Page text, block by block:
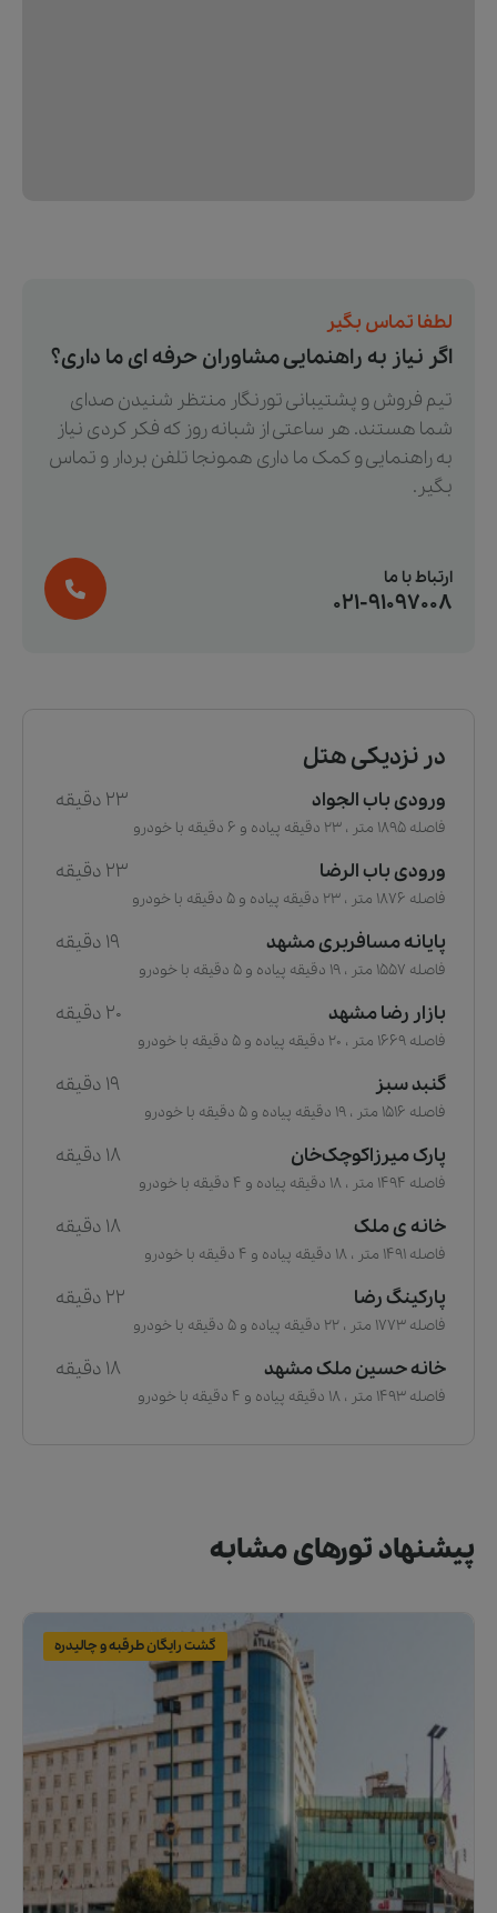
لطفا تماس بگیر
اگر نیاز به راهنمایی مشاوران حرفه ای ما داری؟
تیم فروش و پشتیبانی تورنگار منتظر شنیدن صدای
شما هستند. هر ساعتی از شبانه روز که فکر کردی نیاز
به راهنمایی و کمک ما داری همونجا تلفن بردار و تماس
بگیر.
ارتباط با ما
021-91097008
در نزدیکی هتل
ورودی باب الجواد 23 دقیقه
فاصله 1895 متر ، 23 دقیقه پیاده و 6 دقیقه با خودرو
ورودی باب الرضا 23 دقیقه
فاصله 1876 متر ، 23 دقیقه پیاده و 5 دقیقه با خودرو
پایانه مسافربری مشهد 19 دقیقه
فاصله 1557 متر ، 19 دقیقه پیاده و 5 دقیقه با خودرو
بازار رضا مشهد 20 دقیقه
فاصله 1669 متر ، 20 دقیقه پیاده و 5 دقیقه با خودرو
گنبد سبز 19 دقیقه
فاصله 1516 متر ، 19 دقیقه پیاده و 5 دقیقه با خودرو
پارک میرزاکوچک‌خان 18 دقیقه
فاصله 1494 متر ، 18 دقیقه پیاده و 4 دقیقه با خودرو
خانه ی ملک 18 دقیقه
فاصله 1491 متر ، 18 دقیقه پیاده و 4 دقیقه با خودرو
پارکینگ رضا 22 دقیقه
فاصله 1773 متر ، 22 دقیقه پیاده و 5 دقیقه با خودرو
خانه حسین ملک مشهد 18 دقیقه
فاصله 1493 متر ، 18 دقیقه پیاده و 4 دقیقه با خودرو
پیشنهاد تورهای مشابه
گشت رایگان طرقبه و چالیدره